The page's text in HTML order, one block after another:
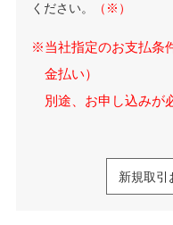
ください。
（※）
※当社指定のお支払条
金払い）
別途、お申し込みが
新規取引